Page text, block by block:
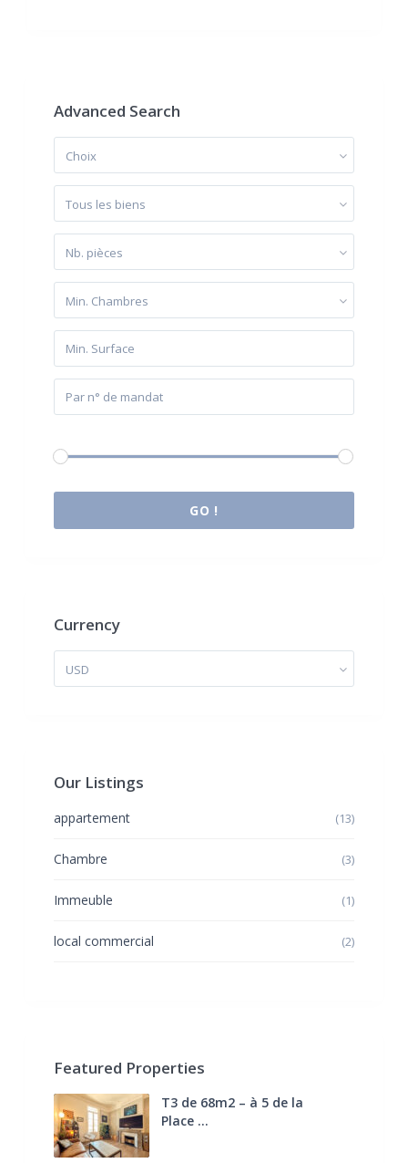
Advanced Search
Choix
Tous les biens
Nb. pièces
Min. Chambres
GO !
Currency
USD
Our Listings
appartement (13)
Chambre (3)
Immeuble (1)
local commercial (2)
Featured Properties
T3 de 68m2 – à 5 de la
Place ...